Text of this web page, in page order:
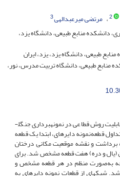
2 مرتضی میرعبدالهی3
دانشکده منابع طبیعی، دانشگاه یزد،
طبیعی، دانشگاه یزد، یزد، ایران
منابع طبیعی، دانشگاه تربیت مدرس، نور،
در این پژوهش با هدف بررسی قابلیت روش قطاعی در نمونه­برداری جنگل­
قطعه‌نمونه دایره­ای، ابتدا یک قطعه
برداشت و نقشه موقعیت مکانی درختان
و دره) هفت قطعه مشخص شد. برای
چهار قطاع 45 درجه به‌صورت منظم در هر قطعه مشخص و
شبکه­ای از قطعات نمونه دایره­ای به